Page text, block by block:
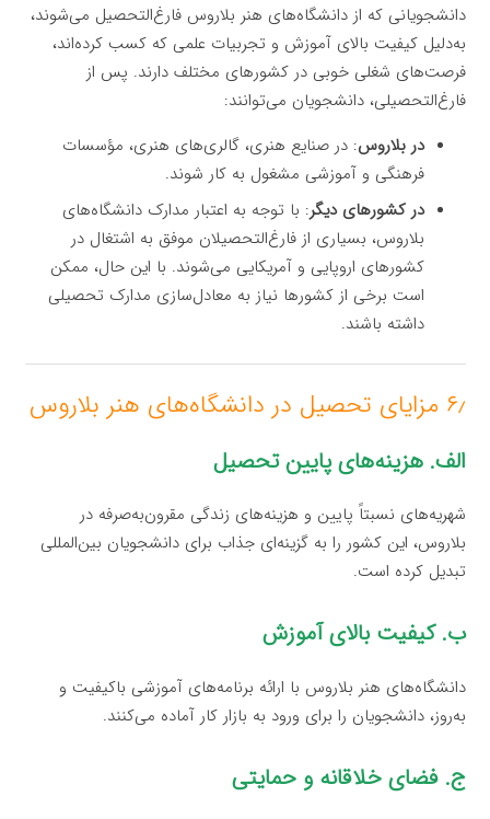
دانشجویانی که از دانشگاه‌های هنر بلاروس فارغ‌التحصیل می‌شوند،
به‌دلیل کیفیت بالای آموزش و تجربیات علمی که کسب کرده‌اند،
فرصت‌های شغلی خوبی در کشورهای مختلف دارند. پس از
فارغ‌التحصیلی، دانشجویان می‌توانند:
در بلاروس: در صنایع هنری، گالری‌های هنری، مؤسسات
فرهنگی و آموزشی مشغول به کار شوند.
در کشورهای دیگر: با توجه به اعتبار مدارک دانشگاه‌های
بلاروس، بسیاری از فارغ‌التحصیلان موفق به اشتغال در
کشورهای اروپایی و آمریکایی می‌شوند. با این حال، ممکن
است برخی از کشورها نیاز به معادل‌سازی مدارک تحصیلی
داشته باشند.
۶٫ مزایای تحصیل در دانشگاه‌های هنر بلاروس
الف. هزینه‌های پایین تحصیل
شهریه‌های نسبتاً پایین و هزینه‌های زندگی مقرون‌به‌صرفه در
بلاروس، این کشور را به گزینه‌ای جذاب برای دانشجویان بین‌المللی
تبدیل کرده است.
ب. کیفیت بالای آموزش
دانشگاه‌های هنر بلاروس با ارائه برنامه‌های آموزشی باکیفیت و
به‌روز، دانشجویان را برای ورود به بازار کار آماده می‌کنند.
ج. فضای خلاقانه و حمایتی